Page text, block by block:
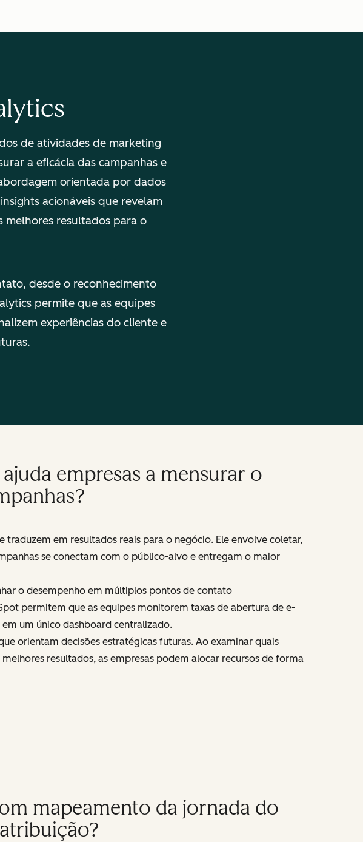
de atividades de marketing
a eficácia das campanhas e
orientada por dados
acionáveis que revelam
melhores resultados para o
desde o reconhecimento
permite que as equipes
experiências do cliente e
empresas a mensurar o
em resultados reais para o negócio. Ele envolve coletar,
se conectam com o público-alvo e entregam o maior
o desempenho em múltiplos pontos de contato
permitem que as equipes monitorem taxas de abertura de e-
um único dashboard centralizado.
orientam decisões estratégicas futuras. Ao examinar quais
resultados, as empresas podem alocar recursos de forma
mapeamento da jornada do